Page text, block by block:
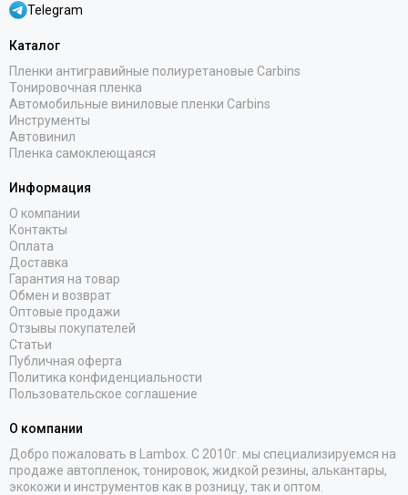
Telegram
Каталог
Пленки антигравийные полиуретановые Carbins
Тонировочная пленка
Автомобильные виниловые пленки Carbins
Инструменты
Автовинил
Пленка самоклеющаяся
Информация
О компании
Контакты
Оплата
Доставка
Гарантия на товар
Обмен и возврат
Оптовые продажи
Отзывы покупателей
Статьи
Публичная оферта
Политика конфиденциальности
Пользовательское соглашение
О компании
Добро пожаловать в Lambox. С 2010г. мы специализируемся на
продаже автопленок, тонировок, жидкой резины, алькантары,
экокожи и инструментов как в розницу, так и оптом.